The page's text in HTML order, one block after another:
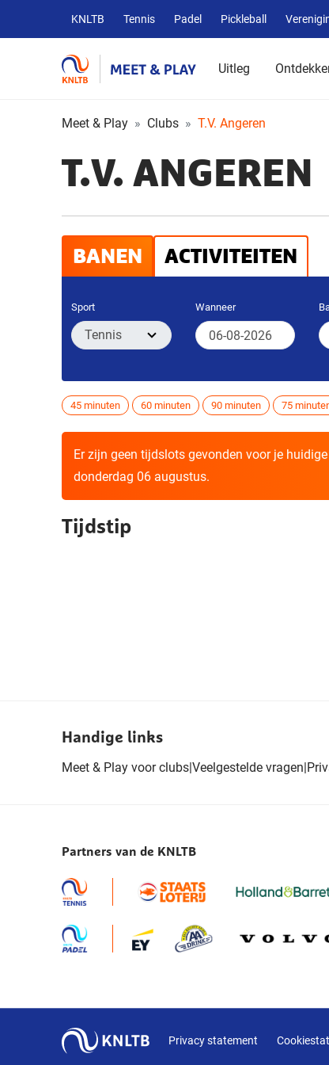
Overige
KNLTB
websites
KNLTB Tennis Padel Pickleball
Uitleg
Meet & Play Clubs T.V. Angeren
T.V. ANGEREN
BANEN ACTIVITEITEN
Sport Wanneer
45 minuten 60 minuten 90 minuten 75
Er zijn geen tijdslots gevonden voor je
donderdag 06 augustus.
Tijdstip
Handige links
Meet & Play voor clubs|Veelgestelde vragen|
Partners van de KNLTB
Privacy statement